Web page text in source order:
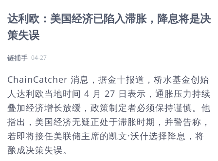
达利欧：美国经济已陷入滞胀，降息将是决
策失误
链捕手 04-27
ChainCatcher 消息，据金十报道，桥水基金创始
人达利欧当地时间 4 月 27 日表示，通胀压力持续
叠加经济增长放缓，政策制定者必须保持谨慎。他
指出，美国经济无疑正处于滞胀时期，并警告称，
若即将接任美联储主席的凯文·沃什选择降息，将
酿成决策失误。